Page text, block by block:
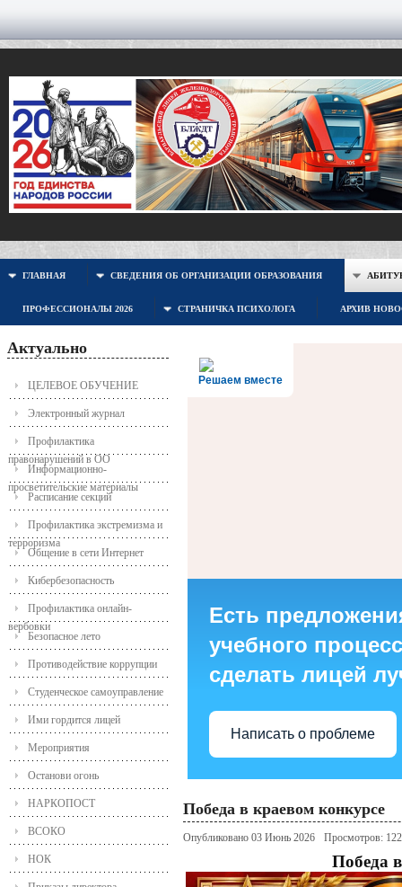
ГЛАВНАЯ СВЕДЕНИЯ ОБ ОРГАНИЗАЦИИ ОБРАЗОВАНИЯ
ПРОФЕССИОНАЛЫ 2026 СТРАНИЧКА ПСИХОЛОГА АРХИВ
Актуально
ЦЕЛЕВОЕ ОБУЧЕНИЕ
Электронный журнал
Профилактика
правонарушений в ОО
Информационно-
просветительские материалы
Расписание секций
Профилактика экстремизма и
терроризма
Общение в сети Интернет
Кибербезопасность
Профилактика онлайн-
вербовки
Безопасное лето
Противодействие коррупции
Студенческое самоуправление
Ими гордится лицей
Мероприятия
Останови огонь
НАРКОПОСТ
ВСОКО
НОК
Решаем вместе
Есть
учебного
сделать лицей
Написать о проблеме
Победа в краевом конкурсе
Опубликовано 03 Июнь 2026 Просмотров:
Победа